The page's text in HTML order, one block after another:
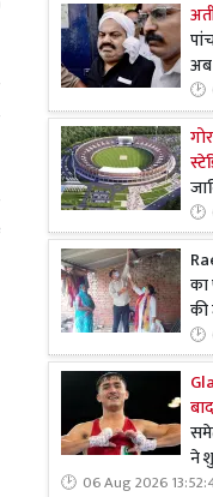
अब
ने
06 Aug 2026